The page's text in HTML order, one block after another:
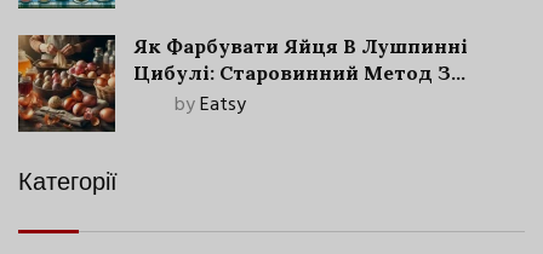
Як Фарбувати Яйця В Лушпинні
Цибулі: Старовинний Метод З
Сучасними Нюансами
byEatsy
Категорії